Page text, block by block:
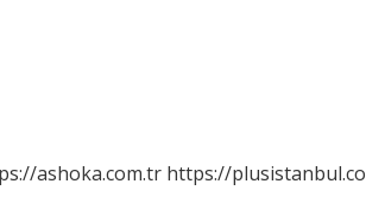
ashoka.com.tr https://